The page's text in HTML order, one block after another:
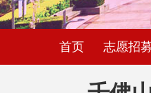
首页 志愿招